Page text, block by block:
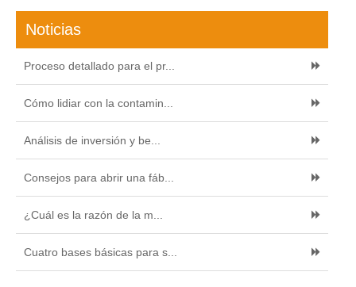
Noticias
Proceso detallado para el pr...
Cómo lidiar con la contamin...
Análisis de inversión y be...
Consejos para abrir una fáb...
¿Cuál es la razón de la m...
Cuatro bases básicas para s...